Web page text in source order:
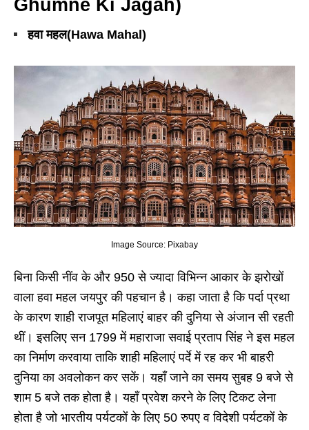
Ghumne Ki Jagah)
हवा महल(Hawa Mahal)
Image Source: Pixabay
बिना किसी नींव के और 950 से ज्यादा विभिन्न आकार के झरोखों
वाला हवा महल जयपुर की पहचान है। कहा जाता है कि पर्दा प्रथा
के कारण शाही राजपूत महिलाएं बाहर की दुनिया से अंजान सी रहती
थीं। इसलिए सन 1799 में महाराजा सवाई प्रताप सिंह ने इस महल
का निर्माण करवाया ताकि शाही महिलाएं पर्दे में रह कर भी बाहरी
दुनिया का अवलोकन कर सकें। यहाँ जाने का समय सुबह 9 बजे से
शाम 5 बजे तक होता है। यहाँ प्रवेश करने के लिए टिकट लेना
होता है जो भारतीय पर्यटकों के लिए 50 रुपए व विदेशी पर्यटकों के